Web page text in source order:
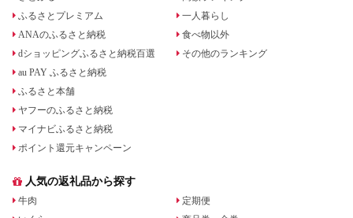
ふるさとプレミアム
ANAのふるさと納税
dショッピングふるさと納税百選
au PAY ふるさと納税
ふるさと本舗
ヤフーのふるさと納税
マイナビふるさと納税
ポイント還元キャンペーン
一人暮らし
食べ物以外
その他のランキング
人気の返礼品から探す
牛肉
定期便